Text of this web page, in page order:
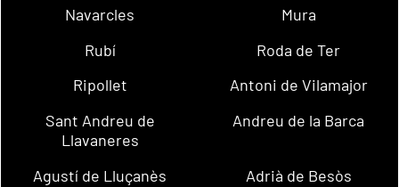
Navarcles
Mura
Rubí
Roda de Ter
Ripollet
Antoni de Vilamajor
Sant Andreu de
Llavaneres
Andreu de la Barca
Agustí de Lluçanès
Adrià de Besòs